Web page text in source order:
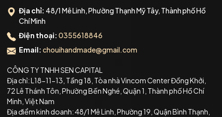
Địa chỉ: 48/1 Mê Linh, Phường Thạnh Mỹ Tây, Thành phố Hồ
Chí Minh
Điện thoại: 0355618846
Email: chouihandmade@gmail.com
CÔNG TY TNHH SEN CAPITAL
Địa chỉ: L18-11-13, Tầng 18, Tòa nhà Vincom Center Đồng Khởi,
72 Lê Thánh Tôn, Phường Bến Nghé, Quận 1, Thành phố Hồ Chí
Minh, Việt Nam
Địa điểm kinh doanh: 48/1 Mê Linh, Phường 19, Quận Bình Thạnh,